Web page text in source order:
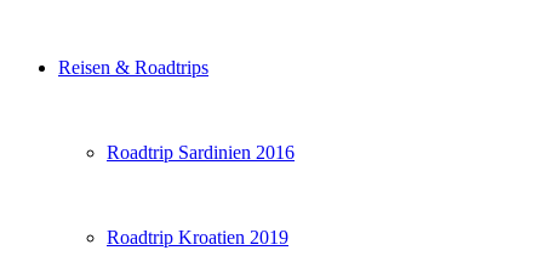
Reisen & Roadtrips
Roadtrip Sardinien 2016
Roadtrip Kroatien 2019